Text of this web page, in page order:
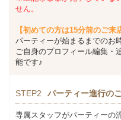
せん。
【初めての方は15分前のご来
パーティーが始まるまでのお
ご自身のプロフィール編集・
能です♪
STEP2 パーティー進行の
専属スタッフがパーティーの